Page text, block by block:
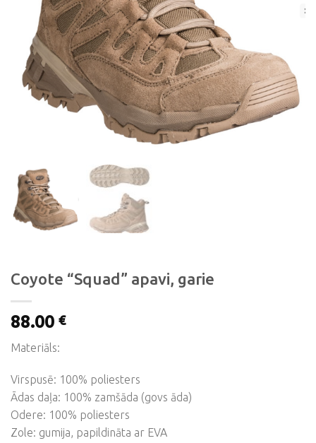
Coyote “Squad” apavi, garie
88.00 €
Materiāls:
Virspusē: 100% poliesters
Ādas daļa: 100% zamšāda (govs āda)
Odere: 100% poliesters
Zole: gumija, papildināta ar EVA